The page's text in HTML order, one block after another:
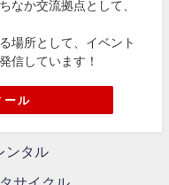
なか交流拠点として、
場所として、イベント
信しています！
ール